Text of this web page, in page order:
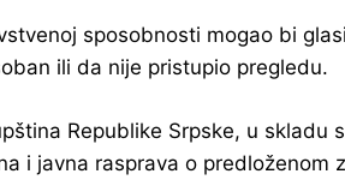
sposobnosti mogao bi
ili da nije pristupio pregledu.
Republike Srpske, u
i javna rasprava o predloženom